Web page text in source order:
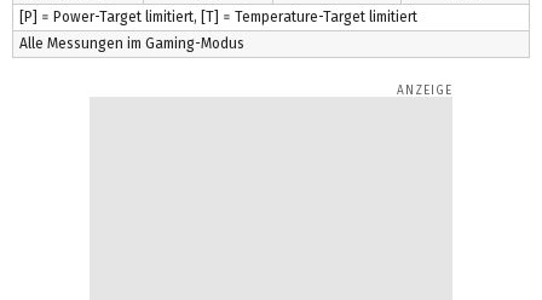
[P] = Power-Target limitiert, [T] = Temperature-Target limitiert
Alle Messungen im Gaming-Modus